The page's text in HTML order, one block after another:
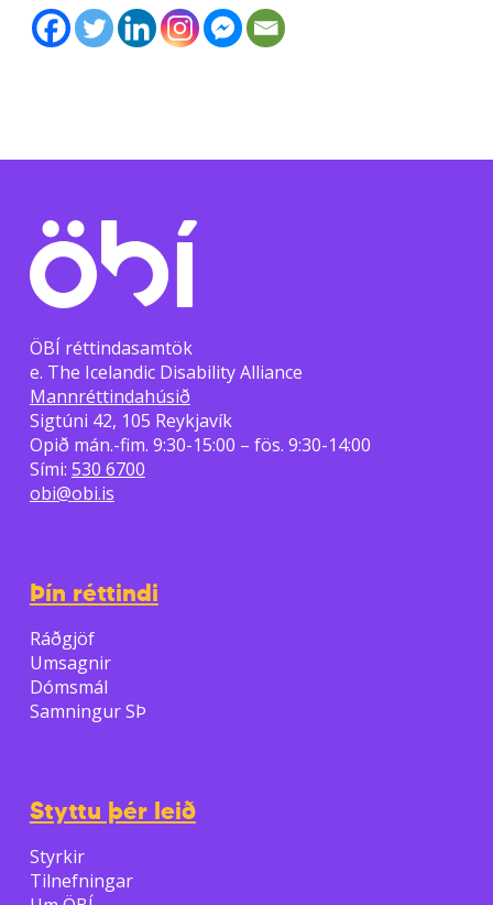
ÖBÍ réttindasamtök
e. The Icelandic Disability Alliance
Mannréttindahúsið
Sigtúni 42, 105 Reykjavík
Opið mán.-fim. 9:30-15:00 – fös. 9:30-14:00
Sími: 530 6700
obi@obi.is
Þín réttindi
Ráðgjöf
Umsagnir
Dómsmál
Samningur SÞ
Styttu þér leið
Styrkir
Tilnefningar